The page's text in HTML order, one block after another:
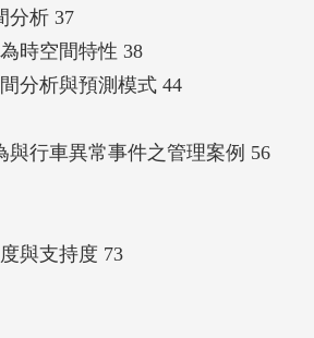
資料進行系統轉移性評估，發現
攝影角度為影響資料兼容性的關
欲採用本系統，應考量升級車機
設備，以提升風險分析品質。
期計畫彙整業者、設備商與主管
驗證（PoC）、服務驗證
（PoB）三階段推廣架構，以逐
統的商品化。考量本系統未來在
可能性，計畫亦初步評估其可行
分析 37
時空間特性 38
分析與預測模式 44
與行車異常事件之管理案例 56
與支持度 73